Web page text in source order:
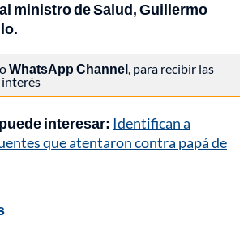
ministro de Salud, Guillermo
WhatsApp Channel , para recibir las
interesar: Identifican a
que atentaron contra papá de